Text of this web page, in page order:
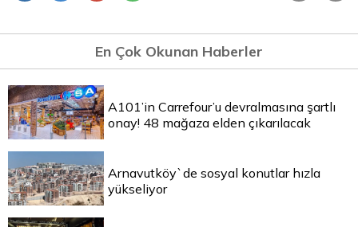
En Çok Okunan Haberler
A101’in Carrefour’u devralmasına şartlı
onay! 48 mağaza elden çıkarılacak
Arnavutköy`de sosyal konutlar hızla
yükseliyor